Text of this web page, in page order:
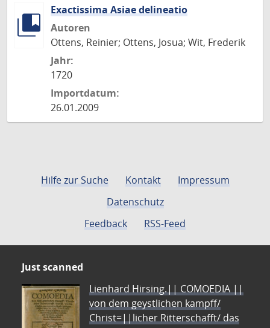
Exactissima Asiae delineatio
Autoren
Ottens, Reinier; Ottens, Josua; Wit, Frederik
Jahr:
1720
Importdatum:
26.01.2009
Hilfe zur Suche Kontakt
Impressum
Datenschutz
Feedback
RSS-Feed
Just scanned
Lienhard Hirsing.|| COMOEDIA ||
von dem geystlichen kampff/
Christ=||licher Ritterschafft/ das